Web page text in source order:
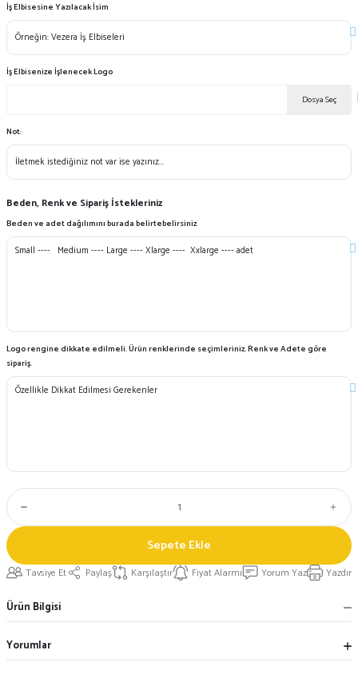
İş Elbisesine Yazılacak İsim
İş Elbisenize İşlenecek Logo
Dosya Seç
Not:
Beden, Renk ve Sipariş İstekleriniz
Beden ve adet dağılımını burada belirtebelirsiniz
Logo rengine dikkate edilmeli. Ürün renklerinde seçimleriniz. Renk ve Adete göre
sipariş.
Sepete Ekle
Tavsiye Et Paylaş Karşılaştır Fiyat Alarmı Yorum Yaz Yazdır
Ürün Bilgisi
Yorumlar